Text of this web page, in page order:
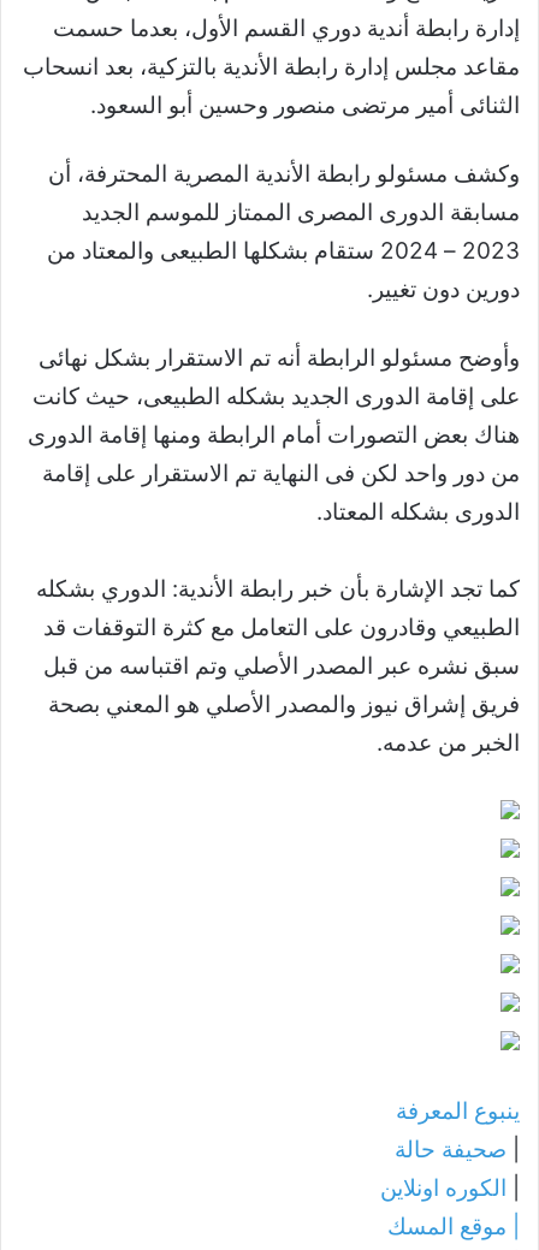
إدارة رابطة أندية دوري القسم الأول، بعدما حسمت
مقاعد مجلس إدارة رابطة الأندية بالتزكية، بعد انسحاب
الثنائى أمير مرتضى منصور وحسين أبو السعود.
وكشف مسئولو رابطة الأندية المصرية المحترفة، أن
مسابقة الدورى المصرى الممتاز للموسم الجديد
2023 – 2024 ستقام بشكلها الطبيعى والمعتاد من
دورين دون تغيير .
وأوضح مسئولو الرابطة أنه تم الاستقرار بشكل نهائى
على إقامة الدورى الجديد بشكله الطبيعى، حيث كانت
هناك بعض التصورات أمام الرابطة ومنها إقامة الدورى
من دور واحد لكن فى النهاية تم الاستقرار على إقامة
الدورى بشكله المعتاد.
كما تجد الإشارة بأن خبر رابطة الأندية: الدوري بشكله
الطبيعي وقادرون على التعامل مع كثرة التوقفات قد
سبق نشره عبر المصدر الأصلي وتم اقتباسه من قبل
فريق إشراق نيوز والمصدر الأصلي هو المعني بصحة
الخبر من عدمه.
ينبوع المعرفة
صحيفة حالة
الكوره اونلاين
موقع المسك